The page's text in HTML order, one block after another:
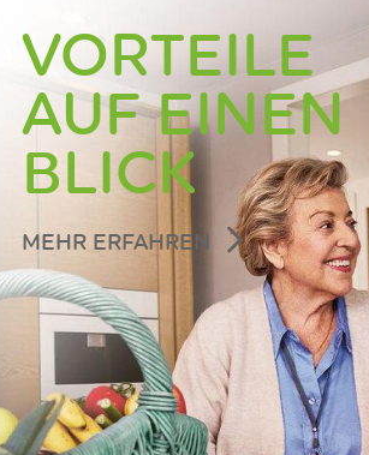
VORTEILE
AUF EINEN
BLICK
MEHR ERFAHREN